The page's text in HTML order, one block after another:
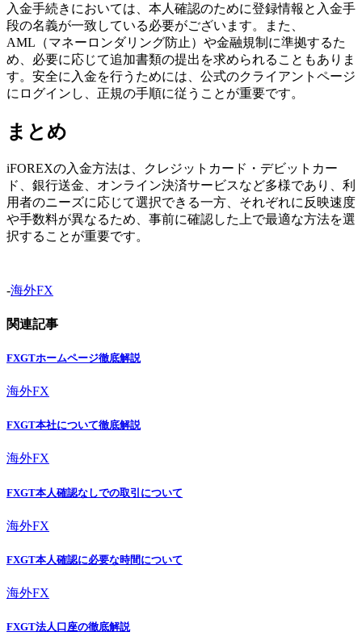
入金手続きにおいては、本人確認のために登録情報と入金手
段の名義が一致している必要がございます。また、
AML（マネーロンダリング防止）や金融規制に準拠するた
め、必要に応じて追加書類の提出を求められることもありま
す。安全に入金を行うためには、公式のクライアントページ
にログインし、正規の手順に従うことが重要です。
まとめ
iFOREXの入金方法は、クレジットカード・デビットカー
ド、銀行送金、オンライン決済サービスなど多様であり、利
用者のニーズに応じて選択できる一方、それぞれに反映速度
や手数料が異なるため、事前に確認した上で最適な方法を選
択することが重要です。
-海外FX
関連記事
FXGTホームページ徹底解説
海外FX
FXGT本社について徹底解説
海外FX
FXGT本人確認なしでの取引について
海外FX
FXGT本人確認に必要な時間について
海外FX
FXGT法人口座の徹底解説